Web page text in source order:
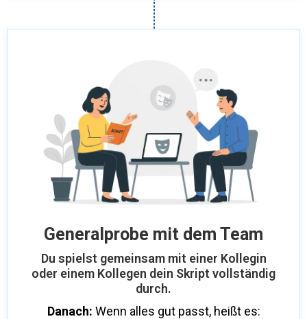
Generalprobe mit dem Team
Du spielst gemeinsam mit einer Kollegin
oder einem Kollegen dein Skript vollständig
durch.
Danach: Wenn alles gut passt, heißt es: